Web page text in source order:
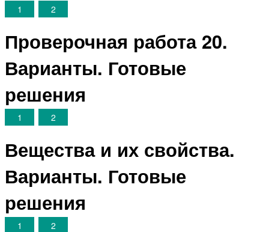
1 2
Проверочная работа 20.
Варианты. Готовые
решения
1 2
Вещества и их свойства.
Варианты. Готовые
решения
1 2